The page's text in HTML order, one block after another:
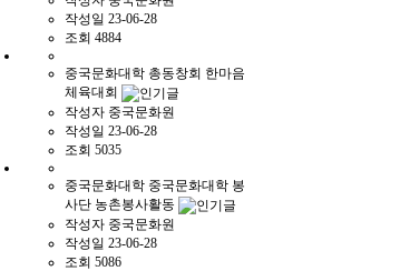
작성일 23-06-28
조회 4884
중국문화대학 총동창회 한마음
체육대회
작성자 중국문화원
작성일 23-06-28
조회 5035
중국문화대학 중국문화대학 봉
사단 농촌봉사활동
작성자 중국문화원
작성일 23-06-28
조회 5086